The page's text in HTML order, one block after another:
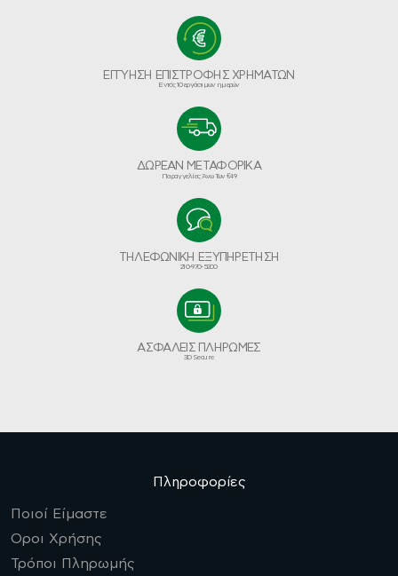
ΕΓΓΥΗΣΗ ΕΠΙΣΤΡΟΦΗΣ ΧΡΗΜΑΤΩΝ
Εντός 10 εργάσιμων ημερών
ΔΩΡΕΑΝ ΜΕΤΑΦΟΡΙΚΑ
Παραγγελίες Άνω Των €49
ΤΗΛΕΦΩΝΙΚΗ ΕΞΥΠΗΡΕΤΗΣΗ
210-970-5200
ΑΣΦΑΛΕΙΣ ΠΛΗΡΩΜΕΣ
3D Secure
Πληροφορίες
Ποιοί Είμαστε
Οροι Χρήσης
Τρόποι Πληρωμής